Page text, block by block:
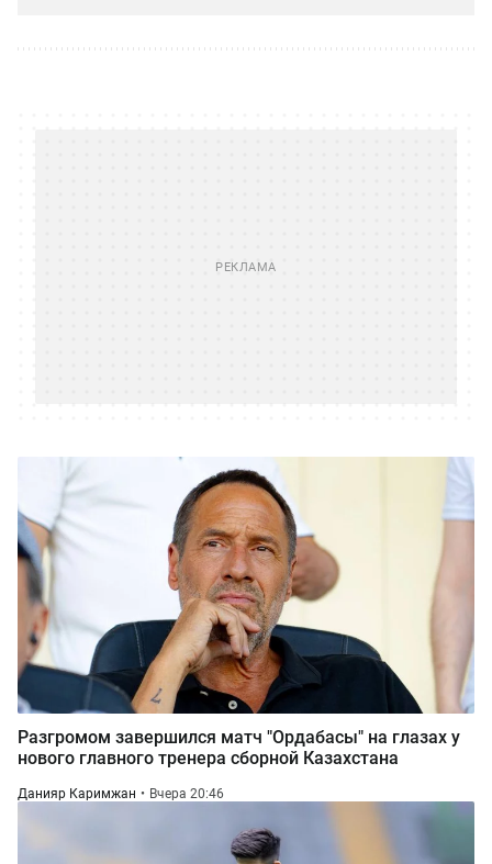
Разгромом завершился матч "Ордабасы" на глазах у
нового главного тренера сборной Казахстана
Данияр Каримжан Вчера 20:46